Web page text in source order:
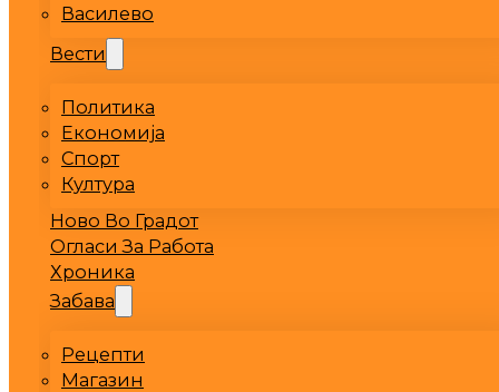
Василево
Вести
Политика
Економија
Спорт
Култура
Ново Во Градот
Огласи За Работа
Хроника
Забава
Рецепти
Магазин